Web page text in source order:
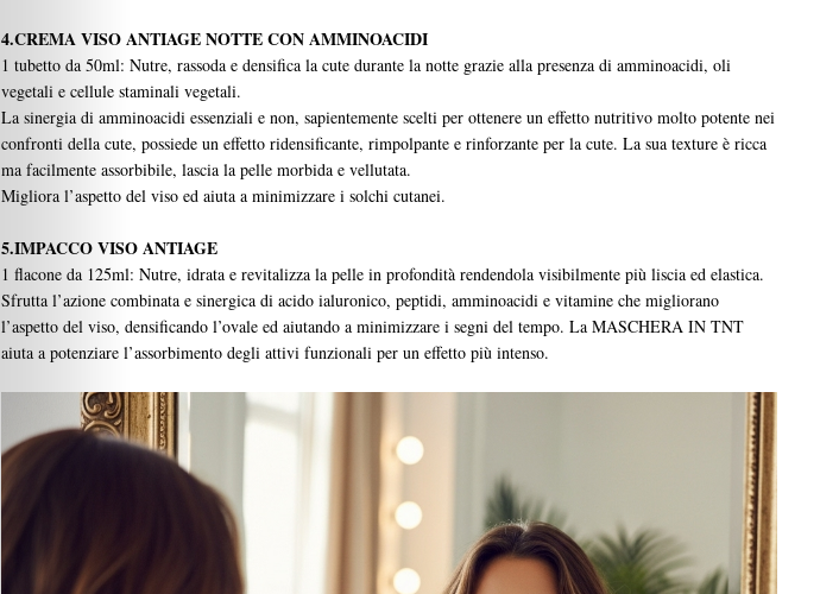
4.CREMA VISO ANTIAGE NOTTE CON AMMINOACIDI
1 tubetto da 50ml: Nutre, rassoda e densifica la cute durante la notte grazie alla presenza di amminoacidi, oli
vegetali e cellule staminali vegetali.
La sinergia di amminoacidi essenziali e non, sapientemente scelti per ottenere un effetto nutritivo molto potente nei
confronti della cute, possiede un effetto ridensificante, rimpolpante e rinforzante per la cute. La sua texture è ricca
ma facilmente assorbibile, lascia la pelle morbida e vellutata.
Migliora l’aspetto del viso ed aiuta a minimizzare i solchi cutanei.
5.IMPACCO VISO ANTIAGE
1 flacone da 125ml: Nutre, idrata e revitalizza la pelle in profondità rendendola visibilmente più liscia ed elastica.
Sfrutta l’azione combinata e sinergica di acido ialuronico, peptidi, amminoacidi e vitamine che migliorano
l’aspetto del viso, densificando l’ovale ed aiutando a minimizzare i segni del tempo. La MASCHERA IN TNT
aiuta a potenziare l’assorbimento degli attivi funzionali per un effetto più intenso.